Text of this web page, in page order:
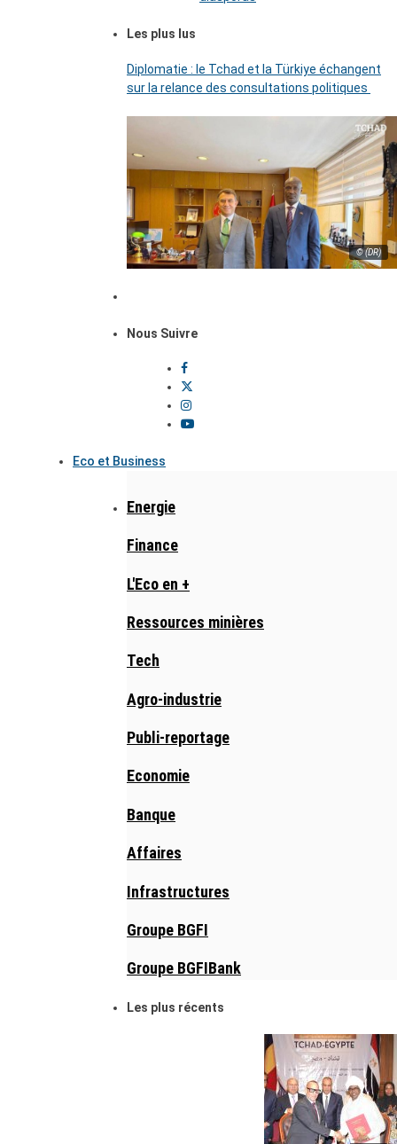
Les plus lus
Diplomatie : le Tchad et la Türkiye échangent
sur la relance des consultations politiques
© (DR)
Nous Suivre
Eco et Business
Energie
Finance
L'Eco en +
Ressources minières
Tech
Agro-industrie
Publi-reportage
Economie
Banque
Affaires
Infrastructures
Groupe BGFI
Groupe BGFIBank
Les plus récents